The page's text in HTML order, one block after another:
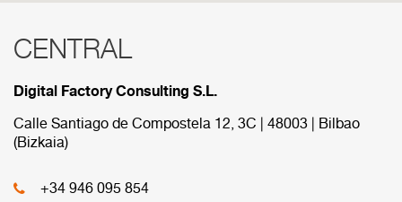
CENTRAL
Digital Factory Consulting S.L.
Calle Santiago de Compostela 12, 3C | 48003 | Bilbao
(Bizkaia)
+34 946 095 854
RED COMERCIAL
A continuación se muestran las diferens sedes que
componen nuestra red comercial.